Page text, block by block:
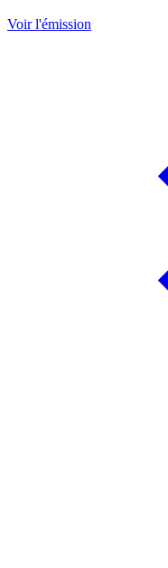
Voir l'émission